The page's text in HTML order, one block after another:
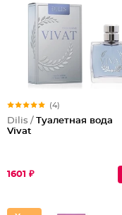
(4)
Dilis / Туалетная вода
Vivat
1601 ₽